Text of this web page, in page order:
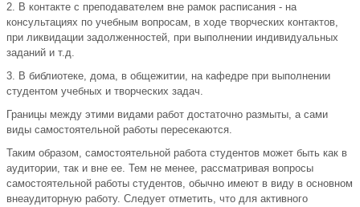
2. В контакте с преподавателем вне рамок расписания - на
консультациях по учебным вопросам, в ходе творческих контактов,
при ликвидации задолженностей, при выполнении индивидуальных
заданий и т.д.
3. В библиотеке, дома, в общежитии, на кафедре при выполнении
студентом учебных и творческих задач.
Границы между этими видами работ достаточно размыты, а сами
виды самостоятельной работы пересекаются.
Таким образом, самостоятельной работа студентов может быть как в
аудитории, так и вне ее. Тем не менее, рассматривая вопросы
самостоятельной работы студентов, обычно имеют в виду в основном
внеаудиторную работу. Следует отметить, что для активного